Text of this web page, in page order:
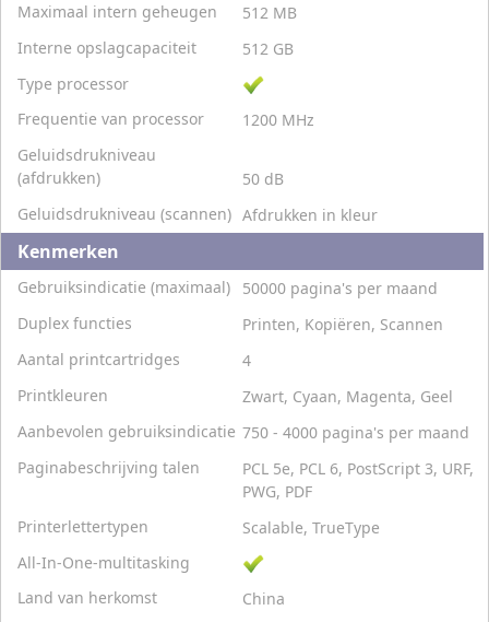
Maximaal intern geheugen
512 MB
Interne opslagcapaciteit
512 GB
Type processor
Frequentie van processor
1200 MHz
Geluidsdrukniveau
(afdrukken)
50 dB
Geluidsdrukniveau (scannen) Afdrukken in kleur
Kenmerken
Gebruiksindicatie (maximaal)
50000 pagina's per maand
Duplex functies
Printen, Kopiëren, Scannen
Aantal printcartridges
4
Printkleuren
Zwart, Cyaan, Magenta, Geel
Aanbevolen gebruiksindicatie 750 - 4000 pagina's per maand
Paginabeschrijving talen
PCL 5e, PCL 6, PostScript 3, URF,
PWG, PDF
Printerlettertypen
Scalable, TrueType
All-In-One-multitasking
Land van herkomst
China